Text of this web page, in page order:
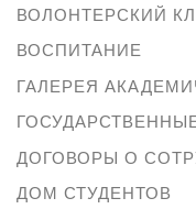
ВОЛОНТЕРСКИЙ
ВОСПИТАНИЕ
ГАЛЕРЕЯ
ДОГОВОРЫ О
ДОМ СТУДЕНТОВ